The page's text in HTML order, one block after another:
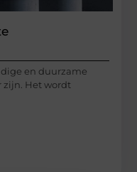
en duurzame
Het wordt